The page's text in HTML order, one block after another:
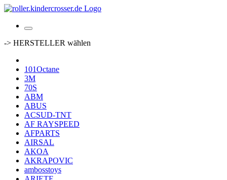
-> HERSTELLER wählen
101Octane
3M
70S
ABM
ABUS
ACSUD-TNT
AF RAYSPEED
AFPARTS
AIRSAL
AKOA
AKRAPOVIC
ambosstoys